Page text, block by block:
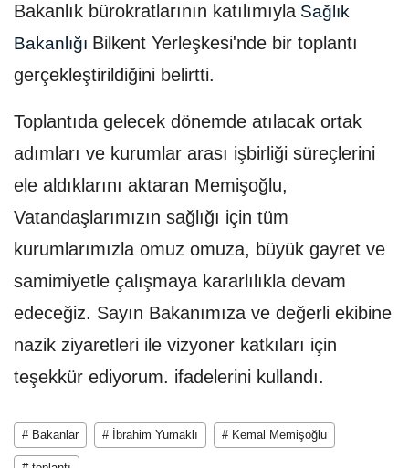
Bakanlık bürokratlarının katılımıylaSağlık
Bakanlığı Bilkent Yerleşkesi'nde bir toplantı
gerçekleştirildiğini belirtti.
Toplantıda gelecek dönemde atılacak ortak
adımları ve kurumlar arası işbirliği süreçlerini
ele aldıklarını aktaran Memişoğlu,
Vatandaşlarımızın sağlığı için tüm
kurumlarımızla omuz omuza, büyük gayret ve
samimiyetle çalışmaya kararlılıkla devam
edeceğiz. Sayın Bakanımıza ve değerli ekibine
nazik ziyaretleri ile vizyoner katkıları için
teşekkür ediyorum. ifadelerini kullandı.
# Bakanlar # İbrahim Yumaklı # Kemal Memişoğlu